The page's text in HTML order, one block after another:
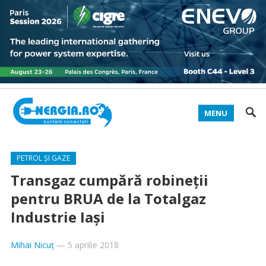
MENU
PETROL ȘI GAZE
Transgaz cumpără robineţii
pentru BRUA de la Totalgaz
Industrie Iaşi
Mihai Nicuț— 5 aprilie 2018